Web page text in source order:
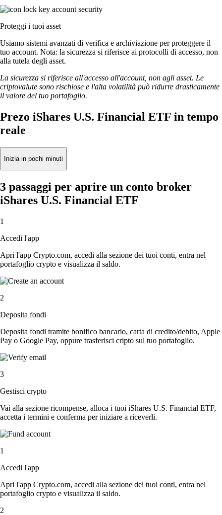
Proteggi i tuoi asset
Usiamo sistemi avanzati di verifica e archiviazione per proteggere il
tuo account. Nota: la sicurezza si riferisce ai protocolli di accesso, non
alla tutela degli asset.
La sicurezza si riferisce all'accesso all'account, non agli asset. Le
criptovalute sono rischiose e l'alta volatilità può ridurre drasticamente
il valore del tuo portafoglio.
Prezo iShares U.S. Financial ETF in tempo
reale
Inizia in pochi minuti
3 passaggi per aprire un conto broker
iShares U.S. Financial ETF
1
Accedi l'app
Apri l'app Crypto.com, accedi alla sezione dei tuoi conti, entra nel
portafoglio crypto e visualizza il saldo.
2
Deposita fondi
Deposita fondi tramite bonifico bancario, carta di credito/debito, Apple
Pay o Google Pay, oppure trasferisci cripto sul tuo portafoglio.
3
Gestisci crypto
Vai alla sezione ricompense, alloca i tuoi iShares U.S. Financial ETF,
accetta i termini e conferma per iniziare a riceverli.
1
Accedi l'app
Apri l'app Crypto.com, accedi alla sezione dei tuoi conti, entra nel
portafoglio crypto e visualizza il saldo.
2